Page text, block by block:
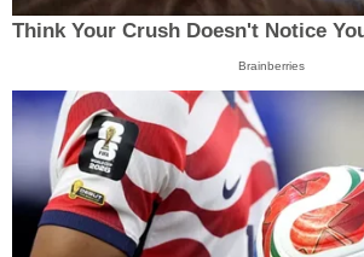
Think Your Crush Doesn't Notice
Brainberries